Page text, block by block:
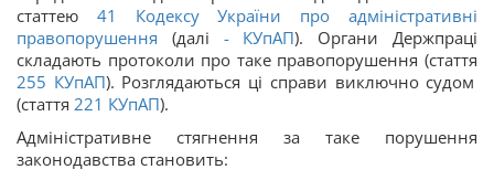
статтею 41 Кодексу України про адміністративні
правопорушення (далі - КУпАП). Органи Держпраці
складають протоколи про таке правопорушення (стаття
255 КУпАП). Розглядаються ці справи виключно судом
(стаття 221 КУпАП).
Адміністративне стягнення за таке порушення
законодавства становить: